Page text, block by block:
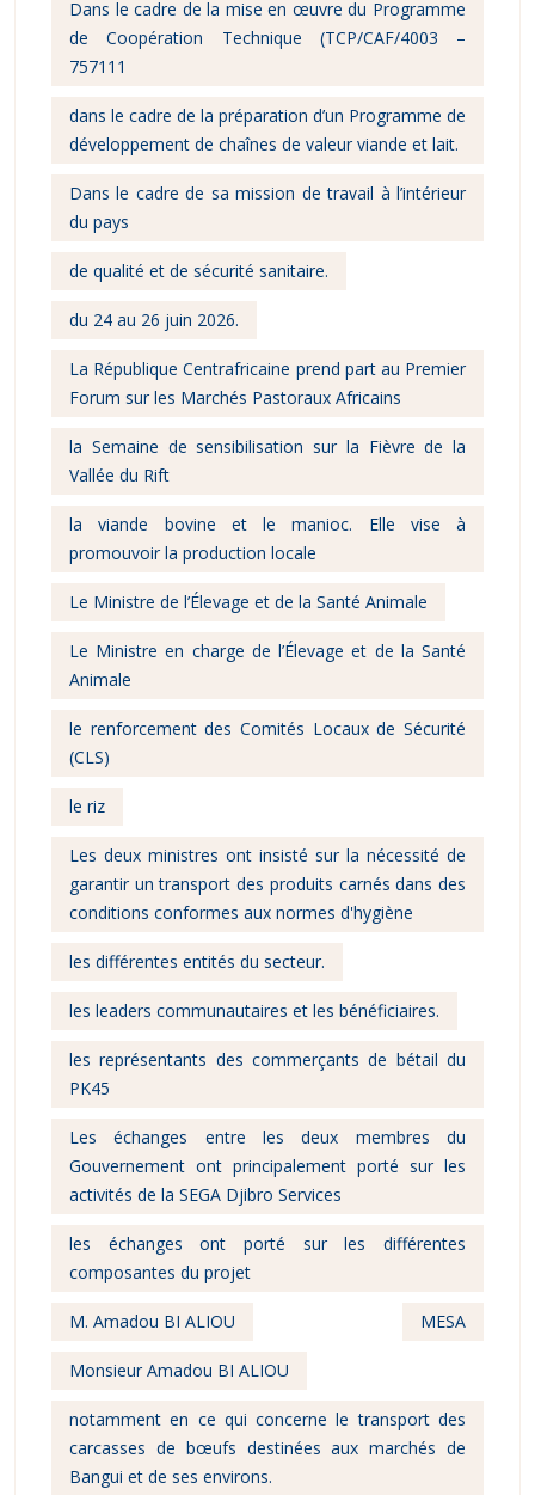
Dans le cadre de la mise en œuvre du Programme
de Coopération Technique (TCP/CAF/4003 –
757111
dans le cadre de la préparation d’un Programme de
développement de chaînes de valeur viande et lait.
Dans le cadre de sa mission de travail à l’intérieur
du pays
de qualité et de sécurité sanitaire.
du 24 au 26 juin 2026.
La République Centrafricaine prend part au Premier
Forum sur les Marchés Pastoraux Africains
la Semaine de sensibilisation sur la Fièvre de la
Vallée du Rift
la viande bovine et le manioc. Elle vise à
promouvoir la production locale
Le Ministre de l’Élevage et de la Santé Animale
Le Ministre en charge de l’Élevage et de la Santé
Animale
le renforcement des Comités Locaux de Sécurité
(CLS)
le riz
Les deux ministres ont insisté sur la nécessité de
garantir un transport des produits carnés dans des
conditions conformes aux normes d'hygiène
les différentes entités du secteur.
les leaders communautaires et les bénéficiaires.
les représentants des commerçants de bétail du
PK45
Les échanges entre les deux membres du
Gouvernement ont principalement porté sur les
activités de la SEGA Djibro Services
les échanges ont porté sur les différentes
composantes du projet
M. Amadou BI ALIOU MESA
Monsieur Amadou BI ALIOU
notamment en ce qui concerne le transport des
carcasses de bœufs destinées aux marchés de
Bangui et de ses environs.